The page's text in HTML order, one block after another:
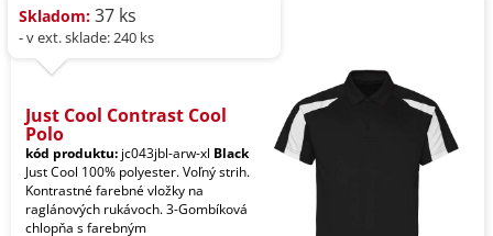
Skladom: 37 ks
- v ext. sklade: 240 ks
Just Cool Contrast Cool
Polo
kód produktu: jc043jbl-arw-xl Black
Just Cool 100% polyester. Voľný strih.
Kontrastné farebné vložky na
raglánových rukávoch. 3-Gombíková
chlopňa s farebným